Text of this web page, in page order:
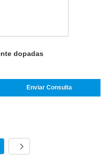
dopadas
Enviar Consulta